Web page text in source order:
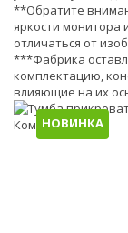
**Обратите
яркости монитора
отличаться от
***Фабрика
комплектацию,
влияющие на их
НОВИНКА